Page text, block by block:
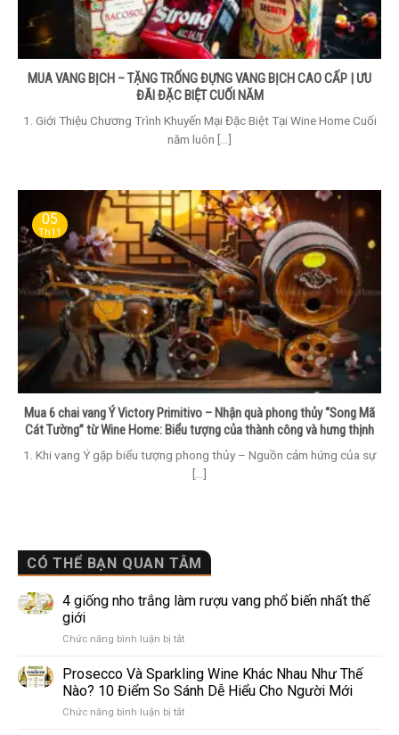
CÓ THỂ BẠN QUAN TÂM
4 giống nho trắng làm rượu vang phổ biến nhất thế
giới
Chức năng bình luận bị tắtở
giống
nho
trắng
làm
Prosecco Và Sparkling Wine Khác Nhau Như Thế
Nào? 10 Điểm So Sánh Dễ Hiểu Cho Người Mới
Chức năng bình luận bị tắtở
MUA VANG BỊCH – TẶNG TRỐNG ĐỰNG VANG BỊCH CAO CẤP | ƯU
ĐÃI ĐẶC BIỆT CUỐI NĂM
1. Giới Thiệu Chương Trình Khuyến Mại Đặc Biệt Tại Wine Home Cuối
năm luôn [...]
Mua 6 chai vang Ý Victory Primitivo – Nhận quà phong thủy “Song Mã
Cát Tường” từ Wine Home: Biểu tượng của thành công và hưng thịnh
1. Khi vang Ý gặp biểu tượng phong thủy – Nguồn cảm hứng của sự
[...]
05
Th11